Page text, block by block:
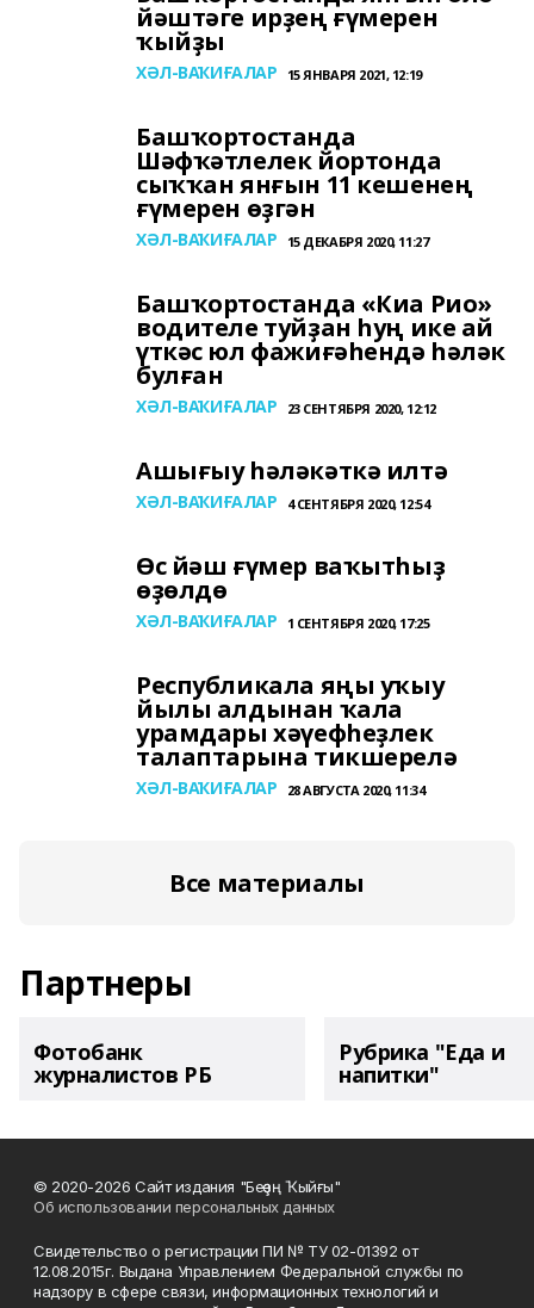
йәштәге ирҙең ғүмерен
ҡыйҙы
ХӘЛ-ВАҠИҒАЛАР 15 ЯНВАРЯ 2021, 12:19
Башҡортостанда
Шәфҡәтлелек йортонда
сыҡҡан янғын 11 кешенең
ғүмерен өҙгән
ХӘЛ-ВАҠИҒАЛАР 15 ДЕКАБРЯ 2020, 11:27
Башҡортостанда «Киа Рио»
водителе туйҙан һуң ике ай
үткәс юл фажиғәһендә һәләк
булған
ХӘЛ-ВАҠИҒАЛАР 23 СЕНТЯБРЯ 2020, 12:12
Ашығыу һәләкәткә илтә
ХӘЛ-ВАҠИҒАЛАР 4 СЕНТЯБРЯ 2020, 12:54
Өс йәш ғүмер ваҡытһыҙ
өҙөлдө
ХӘЛ-ВАҠИҒАЛАР 1 СЕНТЯБРЯ 2020, 17:25
Республикала яңы уҡыу
йылы алдынан ҡала
урамдары хәүефһеҙлек
талаптарына тикшерелә
ХӘЛ-ВАҠИҒАЛАР 28 АВГУСТА 2020, 11:34
Все материалы
Партнеры
Фотобанк
журналистов РБ
Рубрика "Еда и
напитки"
© 2020-2026 Сайт издания "Беҙҙең Ҡыйғы"
Об использовании персональных данных
Свидетельство о регистрации ПИ № ТУ 02-01392 от
12.08.2015г. Выдана Управлением Федеральной службы по
надзору в сфере связи, информационных технологий и